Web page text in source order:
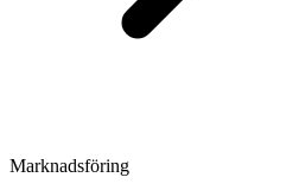
Marknadsföring